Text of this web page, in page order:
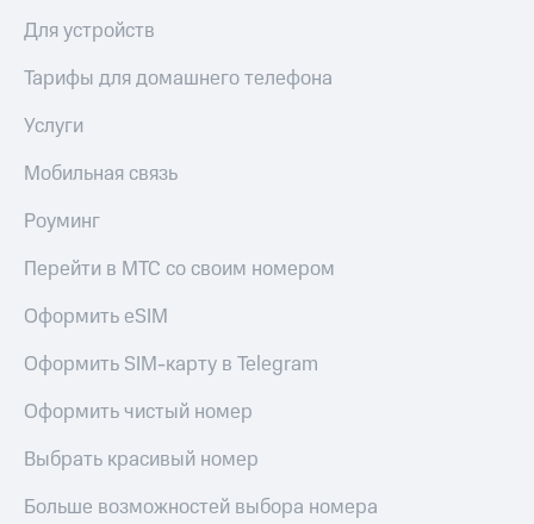
Для устройств
Тарифы для домашнего телефона
Услуги
Мобильная связь
Роуминг
Перейти в МТС со своим номером
Оформить eSIM
Оформить SIM-карту в Telegram
Оформить чистый номер
Выбрать красивый номер
Больше возможностей выбора номера